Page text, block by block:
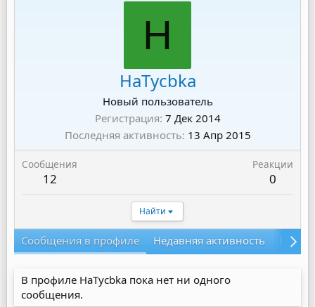
H
HaTycbka
Новый пользователь
Регистрация 7 Дек 2014
Последняя активность 13 Апр 2015
Сообщения
12
Реакции
0
Найти
Сообщения в профиле Недавняя активность
В профиле HaTycbka пока нет ни одного
сообщения.